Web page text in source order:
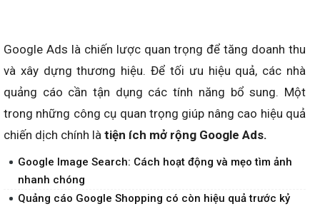
Google Ads là chiến lược quan trọng để tăng doanh thu
và xây dựng thương hiệu. Để tối ưu hiệu quả, các nhà
quảng cáo cần tận dụng các tính năng bổ sung. Một
trong những công cụ quan trọng giúp nâng cao hiệu quả
chiến dịch chính là tiện ích mở rộng Google Ads.
Google Image Search: Cách hoạt động và mẹo tìm ảnh
nhanh chóng
Quảng cáo Google Shopping có còn hiệu quả trước kỷ